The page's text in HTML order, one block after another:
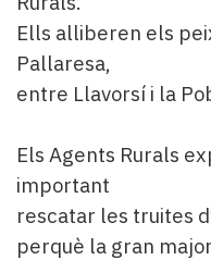
Ells alliberen els
Pallaresa,
entre Llavorsí i la
Els Agents Rurals
important
rescatar les truites
perquè la gran